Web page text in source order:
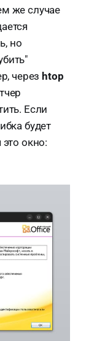
же случае
но
черезhtop
Если
будет
окно: